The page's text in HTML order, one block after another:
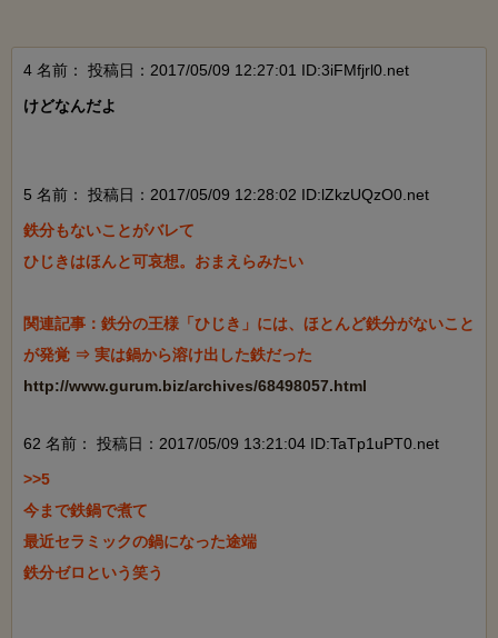
4 名前：
投稿日：2017/05/09 12:27:01 ID:3iFMfjrl0.net
けどなんだよ
5 名前：
投稿日：2017/05/09 12:28:02 ID:lZkzUQzO0.net
鉄分もないことがバレて
ひじきはほんと可哀想。おまえらみたい
関連記事：鉄分の王様「ひじき」には、ほとんど鉄分がないこと
http://www.gurum.biz/archives/68498057.html
62 名前：
投稿日：2017/05/09 13:21:04 ID:TaTp1uPT0.net
>>5
今まで鉄鍋で煮て
最近セラミックの鍋になった途端
鉄分ゼロという笑う